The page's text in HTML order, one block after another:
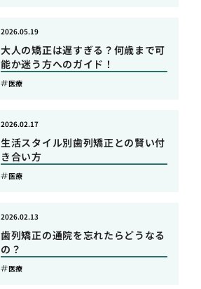
大人の矯正は遅すぎる？何歳まで可
能か迷う方へのガイド！
2026.05.19
医療
生活スタイル別歯列矯正との賢い付
き合い方
2026.02.17
医療
歯列矯正の通院を忘れたらどうなる
の？
2026.02.13
医療